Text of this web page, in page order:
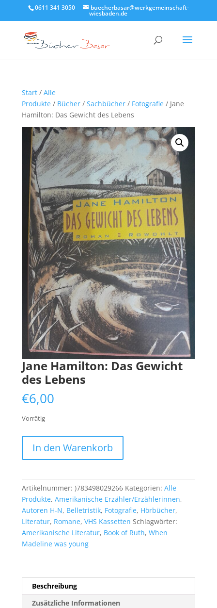
0611 341 3050 buecherbasar@werkgemeinschaft-
wiesbaden.de
Start/ Alle
Produkte/ Bücher/ Sachbücher/ Fotografie/ Jane
Hamilton: Das Gewicht des Lebens
Jane Hamilton: Das Gewicht
des Lebens
€6,00
Vorrätig
Hamilton:
Das
des
Lebens
Menge
In den Warenkorb
Artikelnummer: )783498029266 Kategorien: Alle
Produkte, Amerikanische Erzähler/Erzählerinnen,
Autoren H-N, Belletristik, Fotografie, Hörbücher,
Literatur, Romane, VHS Kassetten Schlagwörter:
Amerikanische Literatur, Book of Ruth, When
Madeline was young
Beschreibung
Zusätzliche Informationen